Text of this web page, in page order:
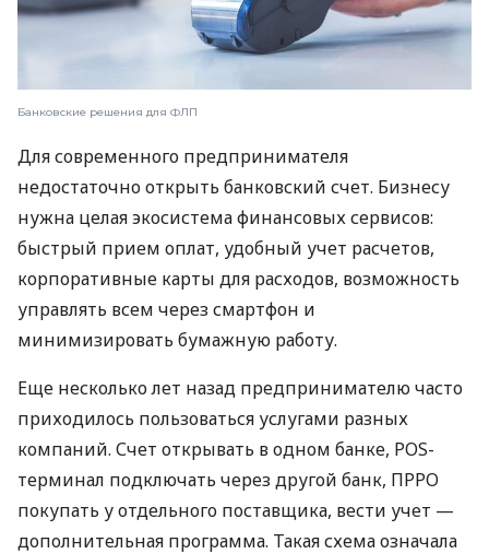
Банковские решения для ФЛП
Для современного предпринимателя
недостаточно открыть банковский счет. Бизнесу
нужна целая экосистема финансовых сервисов:
быстрый прием оплат, удобный учет расчетов,
корпоративные карты для расходов, возможность
управлять всем через смартфон и
минимизировать бумажную работу.
Еще несколько лет назад предпринимателю часто
приходилось пользоваться услугами разных
компаний. Счет открывать в одном банке, POS-
терминал подключать через другой банк, ПРРО
покупать у отдельного поставщика, вести учет —
дополнительная программа. Такая схема означала